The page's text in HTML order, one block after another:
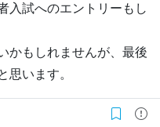
入試へのエントリーもし
かもしれませんが、最後
思います。